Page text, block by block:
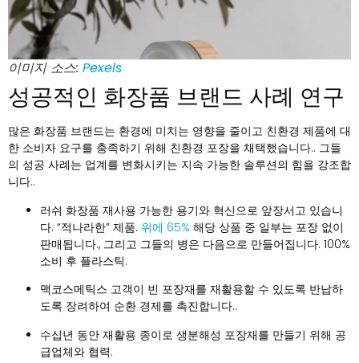
이미지 소스: Pexels
성공적인 화장품 브랜드 사례 연구
많은 화장품 브랜드는 환경에 미치는 영향을 줄이고 친환경 제품에 대
한 소비자 요구를 충족하기 위해 친환경 포장을 채택했습니다.. 그들
의 성공 사례는 업계를 변화시키는 지속 가능한 솔루션의 힘을 강조합
니다..
러쉬 화장품 재사용 가능한 용기와 혁신으로 앞장서고 있습니
다. “적나라한” 제품. 위에 65% 해당 상품 중 일부는 포장 없이
판매됩니다., 그리고 그들의 병은 다음으로 만들어집니다. 100%
소비 후 플라스틱.
맥코스메틱스 고객이 빈 포장재를 재활용할 수 있도록 반납하
도록 장려하여 순환 경제를 촉진합니다..
수십년 동안 재활용 종이로 생분해성 포장재를 만들기 위해 공
급업체와 협력.